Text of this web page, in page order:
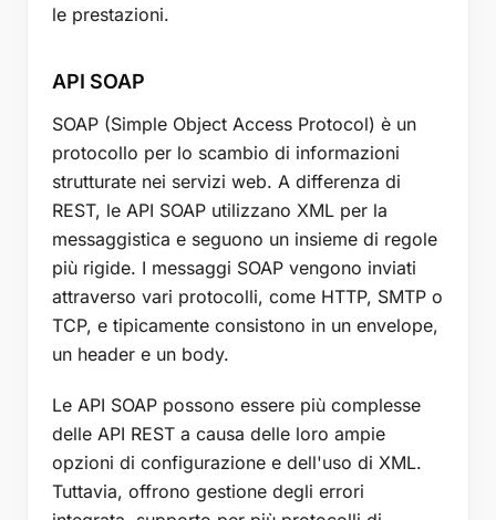
le prestazioni.
API SOAP
SOAP (Simple Object Access Protocol) è un
protocollo per lo scambio di informazioni
strutturate nei servizi web. A differenza di
REST, le API SOAP utilizzano XML per la
messaggistica e seguono un insieme di regole
più rigide. I messaggi SOAP vengono inviati
attraverso vari protocolli, come HTTP, SMTP o
TCP, e tipicamente consistono in un envelope,
un header e un body.
Le API SOAP possono essere più complesse
delle API REST a causa delle loro ampie
opzioni di configurazione e dell'uso di XML.
Tuttavia, offrono gestione degli errori